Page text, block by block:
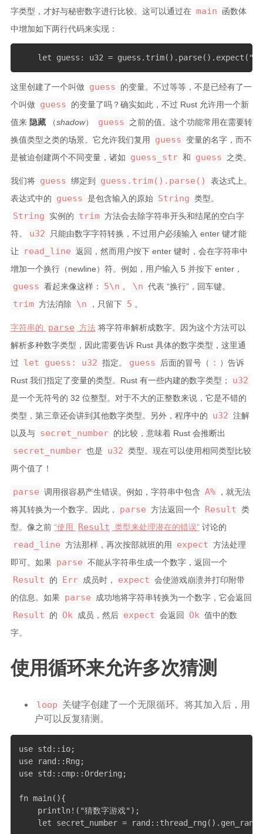
字类型，才好与秘密数字进行比较。这可以通过在 main
函数体
中增加如下两行代码来实现：
let guess: u32 = guess.trim().parse().expect("请
这里创建了一个叫做 guess
的变量。不过等等，不是已经有了一
个叫做 guess
的变量了吗？确实如此，不过 Rust 允许用一个新
值来 隐藏（shadow） guess
之前的值。这个功能常用在需要转
换值类型之类的场景。它允许我们复用
guess 变量的名字，而不
是被迫创建两个不同变量，诸如
guess_str 和 guess 之类。
我们将 guess 绑定到 guess.trim().parse()
表达式上。
表达式中的
guess 是包含输入的原始 String 类型。
String 实例的 trim 方法会去除字符串开头和结尾的空白字
符。
u32
只能由数字字符转换，不过用户必须输入 enter 键才能
让
read_line 返回，然而用户按下 enter 键时，会在字符串中
增加一个换行（newline）符。例如，用户输入 5 并按下 enter，
guess 看起来像这样： 5\n 。 \n 代表 “换行”，回车键。
trim 方法消除 \n ，只留下 5 。
字符串的 parse 方法将字符串解析成数字。因为这个方法可以
解析多种数字类型，因此需要告诉 Rust 具体的数字类型，这里通
过
let guess: u32 指定。 guess 后面的冒号（ : ）告诉
Rust 我们指定了变量的类型。Rust 有一些内建的数字类型；
u32
是一个无符号的 32 位整型。对于不大的正整数来说，它是不错的
类型，第三章还会讲到其他数字类型。另外，程序中的
u32 注解
以及与 secret_number 的比较，意味着 Rust 会推断出
secret_number 也是 u32 类型。现在可以使用相同类型比较
两个值了！
parse 调用很容易产生错误。例如，字符串中包含 A%
，就无法
将其转换为一个数字。因此，
parse 方法返回一个 Result 类
型。像之前 “使用 Result 类型来处理潜在的错误” 讨论的
read_line 方法那样，再次按部就班的用 expect 方法处理
即可。如果
parse 不能从字符串生成一个数字，返回一个
Result 的 Err 成员时， expect 会使游戏崩溃并打印附带
的信息。如果
parse 成功地将字符串转换为一个数字，它会返回
Result 的 Ok 成员，然后 expect 会返回 Ok 值中的数
字。
使用循环来允许多次猜测
loop 关键字创建了一个无限循环。将其加入后，用
户可以反复猜测。
use std::io;
use rand::Rng;
use std::cmp::Ordering;
fn main(){
    println!("猜数字游戏");
let secret_number =